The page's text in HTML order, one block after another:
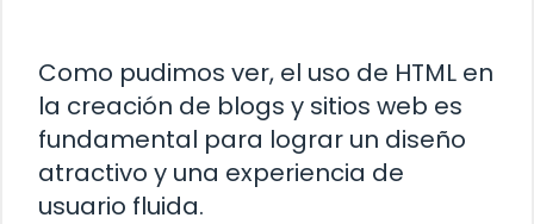
Como pudimos ver, el uso de HTML en
la creación de blogs y sitios web es
fundamental para lograr un diseño
atractivo y una experiencia de
usuario fluida.